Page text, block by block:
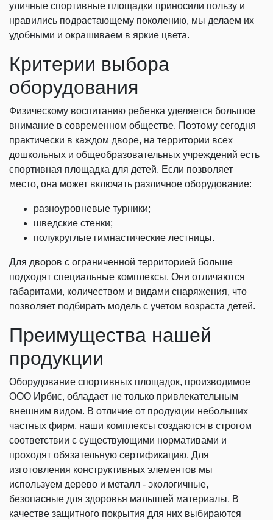
уличные спортивные площадки приносили пользу и
нравились подрастающему поколению, мы делаем их
удобными и окрашиваем в яркие цвета.
Критерии выбора
оборудования
Физическому воспитанию ребенка уделяется большое
внимание в современном обществе. Поэтому сегодня
практически в каждом дворе, на территории всех
дошкольных и общеобразовательных учреждений есть
спортивная площадка для детей. Если позволяет
место, она может включать различное оборудование:
разноуровневые турники;
шведские стенки;
полукруглые гимнастические лестницы.
Для дворов с ограниченной территорией больше
подходят специальные комплексы. Они отличаются
габаритами, количеством и видами снаряжения, что
позволяет подбирать модель с учетом возраста детей.
Преимущества нашей
продукции
Оборудование спортивных площадок, производимое
ООО Ирбис, обладает не только привлекательным
внешним видом. В отличие от продукции небольших
частных фирм, наши комплексы создаются в строгом
соответствии с существующими нормативами и
проходят обязательную сертификацию. Для
изготовления конструктивных элементов мы
используем дерево и металл - экологичные,
безопасные для здоровья малышей материалы. В
качестве защитного покрытия для них выбираются